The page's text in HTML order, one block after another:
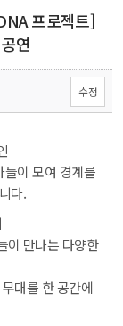
프로젝트]
연
수정
이 모여 경계를
다.
이 만나는 다양한
대를 한 공간에